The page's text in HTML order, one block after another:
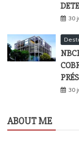
30
30
ABOUT ME